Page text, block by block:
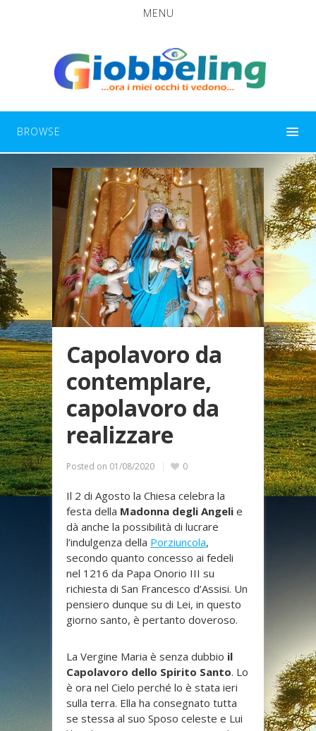
MENU
BROWSE
Capolavoro da
contemplare,
capolavoro da
realizzare
Posted on 01/08/2020 0
Il 2 di Agosto la Chiesa celebra la
festa della Madonna degli Angeli e
dà anche la possibilità di lucrare
l’indulgenza della Porziuncola,
secondo quanto concesso ai fedeli
nel 1216 da Papa Onorio III su
richiesta di San Francesco d’Assisi. Un
pensiero dunque su di Lei, in questo
giorno santo, è pertanto doveroso.
La Vergine Maria è senza dubbio il
Capolavoro dello Spirito Santo. Lo
è ora nel Cielo perché lo è stata ieri
sulla terra. Ella ha consegnato tutta
se stessa al suo Sposo celeste e Lui